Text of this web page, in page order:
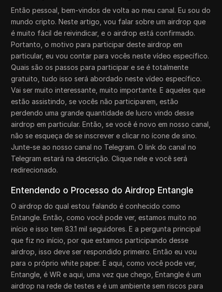
Então pessoal, bem-vindos de volta ao meu canal. Eu sou do
mundo cripto. Neste artigo, vou falar sobre um airdrop que
é muito fácil de reivindicar, e o airdrop está confirmado.
Portanto, o motivo para participar deste airdrop em
particular, eu vou contar para vocês neste vídeo específico.
Quais são os passos para participar e se é totalmente
gratuito, tudo isso será abordado neste vídeo específico.
Vai ser muito interessante, muito importante. E aqueles que
estão assistindo, se vocês não participarem, estão
perdendo uma grande quantidade de lucro vindo desse
airdrop em particular. Então, se você é novo em nosso canal,
não se esqueça de se inscrever e clicar no ícone de sino.
Junte-se ao nosso canal no Telegram. O link do canal no
Telegram estará na descrição. Clique nele e você será
redirecionado.
Entendendo o Processo do Airdrop Entangle
O airdrop do qual estou falando é conhecido como
Entangle. Então, como você pode ver, estamos muito no
início e isso tem 83.1 mil seguidores. E a pergunta principal
que fiz no início, por que estamos participando desse
airdrop, isso deve ser respondido primeiro. Então eu vou
para o próprio white paper. E aqui, como você pode ver,
Entangle, é WR e aqui, uma vez que chego, Entangle é um
airdrop na rede de testes e é um ambiente sem riscos para